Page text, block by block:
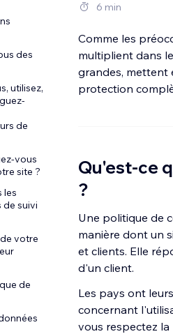
des
utilisez,
de
vous
site ?
les
de suivi
votre
de
6 min
Comme les
multiplient dans
grandes, mettent
protection
Qu'est-ce
?
Une politique de
manière dont un
et clients. Elle
d'un client.
Les pays ont
concernant
vous respectez